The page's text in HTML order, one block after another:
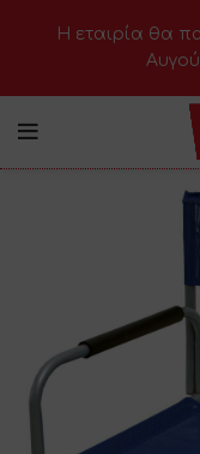
H εταιρία θα